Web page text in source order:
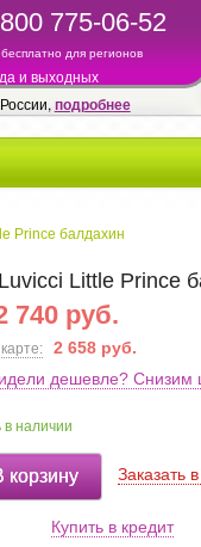
775-06-52
бесплатно для регионов
и выходных
подробнее
Prince балдахин
Little Prince
740 руб.
2 658 руб.
дешевле? Снизим
в наличии
корзину Заказать
Купить в кредит